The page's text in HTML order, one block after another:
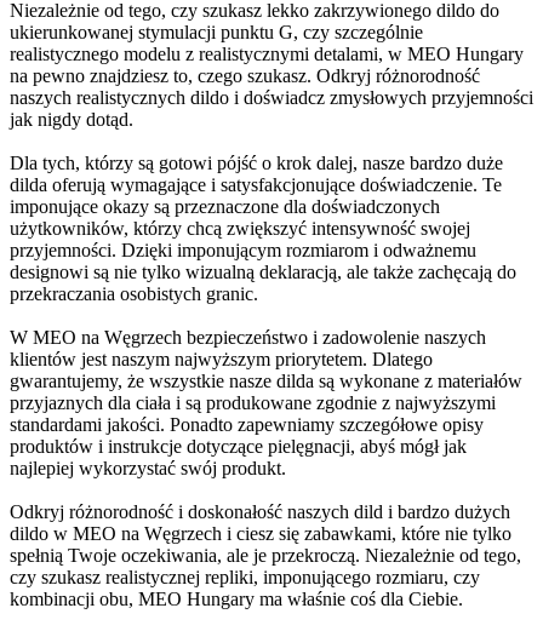
Niezależnie od tego, czy szukasz lekko zakrzywionego dildo do
ukierunkowanej stymulacji punktu G, czy szczególnie
realistycznego modelu z realistycznymi detalami, w MEO Hungary
na pewno znajdziesz to, czego szukasz. Odkryj różnorodność
naszych realistycznych dildo i doświadcz zmysłowych przyjemności
jak nigdy dotąd.
Dla tych, którzy są gotowi pójść o krok dalej, nasze bardzo duże
dilda oferują wymagające i satysfakcjonujące doświadczenie. Te
imponujące okazy są przeznaczone dla doświadczonych
użytkowników, którzy chcą zwiększyć intensywność swojej
przyjemności. Dzięki imponującym rozmiarom i odważnemu
designowi są nie tylko wizualną deklaracją, ale także zachęcają do
przekraczania osobistych granic.
W MEO na Węgrzech bezpieczeństwo i zadowolenie naszych
klientów jest naszym najwyższym priorytetem. Dlatego
gwarantujemy, że wszystkie nasze dilda są wykonane z materiałów
przyjaznych dla ciała i są produkowane zgodnie z najwyższymi
standardami jakości. Ponadto zapewniamy szczegółowe opisy
produktów i instrukcje dotyczące pielęgnacji, abyś mógł jak
najlepiej wykorzystać swój produkt.
Odkryj różnorodność i doskonałość naszych dild i bardzo dużych
dildo w MEO na Węgrzech i ciesz się zabawkami, które nie tylko
spełnią Twoje oczekiwania, ale je przekroczą. Niezależnie od tego,
czy szukasz realistycznej repliki, imponującego rozmiaru, czy
kombinacji obu, MEO Hungary ma właśnie coś dla Ciebie.